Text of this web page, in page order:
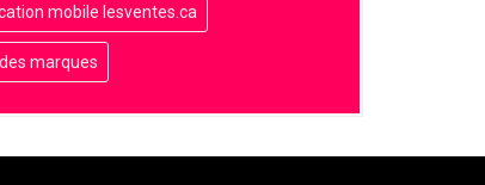
mobile lesventes.ca
marques